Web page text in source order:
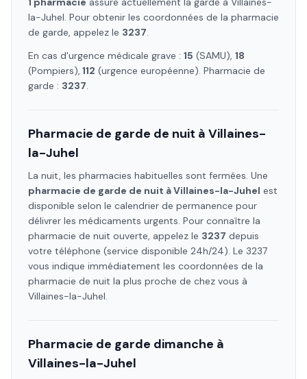
la-Juhel. Pour obtenir les coordonnées de la pharmacie
de garde, appelez le 3237.
En cas d'urgence médicale grave : 15 (SAMU), 18
(Pompiers), 112 (urgence européenne). Pharmacie de
garde : 3237.
Pharmacie de garde de nuit à Villaines-
la-Juhel
La nuit, les pharmacies habituelles sont fermées. Une
pharmacie de garde de nuit àVillaines-la-Juhel est
disponible selon le calendrier de permanence pour
délivrer les médicaments urgents. Pour connaître la
pharmacie de nuit ouverte, appelez le 3237 depuis
votre téléphone (service disponible 24h/24). Le 3237
vous indique immédiatement les coordonnées de la
pharmacie de nuit la plus proche de chez vous à
Villaines-la-Juhel.
Pharmacie de garde dimanche à
Villaines-la-Juhel